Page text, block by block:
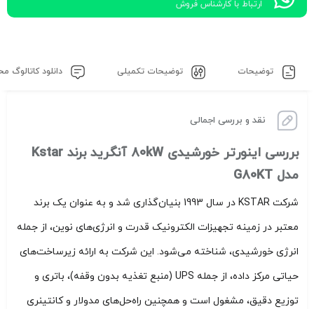
ارتباط با کارشناس فروش
توضیحات توضیحات تکمیلی دانلود کاتالوگ
نقد و بررسی اجمالی
بررسی اینورتر خورشیدی 80kW آنگرید برند Kstar
مدل G80KT
شرکت KSTAR در سال 1993 بنیان‌گذاری شد و به عنوان یک برند
معتبر در زمینه تجهیزات الکترونیک قدرت و انرژی‌های نوین، از جمله
انرژی خورشیدی، شناخته می‌شود. این شرکت به ارائه زیرساخت‌های
حیاتی مرکز داده، از جمله UPS (منبع تغذیه بدون وقفه)، باتری و
توزیع دقیق، مشغول است و همچنین راه‌حل‌های مدولار و کانتینری